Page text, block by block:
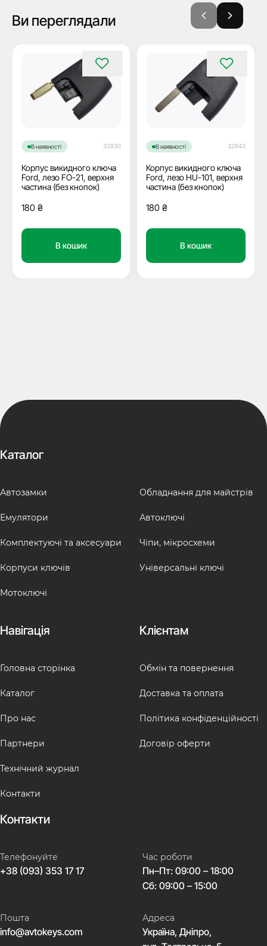
Ви переглядали
В наявності 32830
Корпус викидного ключа
Ford, лезо FO-21, верхня
частина (без кнопок)
180 ₴
В кошик
В наявності 32843
Корпус викидного ключа
Ford, лезо HU-101, верхня
частина (без кнопок)
180 ₴
В кошик
Каталог
Автозамки
Емулятори
Комплектуючі та аксесуари
Корпуси ключів
Мотоключі
Обладнання для майстрів
Автоключі
Чіпи, мікросхеми
Універсальні ключі
Навігація
Головна сторінка
Каталог
Про нас
Партнери
Технічний журнал
Контакти
Клієнтам
Обмін та повернення
Доставка та оплата
Політика конфіденційності
Договір оферти
Контакти
Телефонуйте
+38 (093) 353 17 17
Час роботи
Пн–Пт: 09:00 – 18:00
Сб: 09:00 – 15:00
Пошта
info@avtokeys.com
Адреса
Україна, Дніпро,